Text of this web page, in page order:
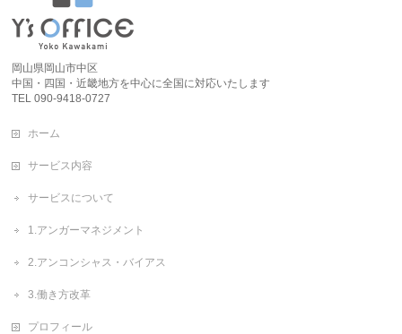
岡山県岡山市中区
中国・四国・近畿地方を中心に全国に対応いたします
TEL 090-9418-0727
ホーム
サービス内容
サービスについて
1.アンガーマネジメント
2.アンコンシャス・バイアス
3.働き方改革
プロフィール